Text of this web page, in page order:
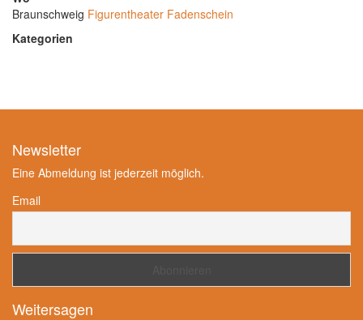
Braunschweig Figurentheater Fadenschein
Kategorien
Newsletter
Eine Abmeldung ist jederzeit möglich.
Email
Weitersagen